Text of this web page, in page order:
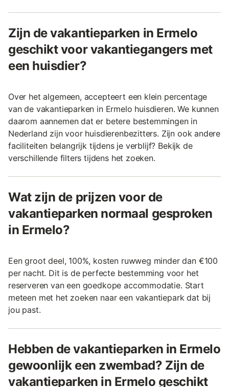
Zijn de vakantieparken in Ermelo
geschikt voor vakantiegangers met
een huisdier?
Over het algemeen, accepteert een klein percentage
van de vakantieparken in Ermelo huisdieren. We kunnen
daarom aannemen dat er betere bestemmingen in
Nederland zijn voor huisdierenbezitters. Zijn ook andere
faciliteiten belangrijk tijdens je verblijf? Bekijk de
verschillende filters tijdens het zoeken.
Wat zijn de prijzen voor de
vakantieparken normaal gesproken
in Ermelo?
Een groot deel, 100%, kosten ruwweg minder dan €100
per nacht. Dit is de perfecte bestemming voor het
reserveren van een goedkope accommodatie. Start
meteen met het zoeken naar een vakantiepark dat bij
jou past.
Hebben de vakantieparken in Ermelo
gewoonlijk een zwembad? Zijn de
vakantieparken in Ermelo geschikt